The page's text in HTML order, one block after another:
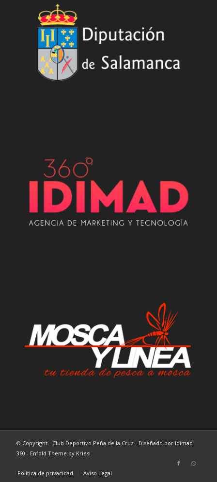
© Copyright - Club Deportivo Peña de la Cruz - Diseñado por Idimad
360 - Enfold Theme by Kriesi
Política de privacidad Aviso Legal